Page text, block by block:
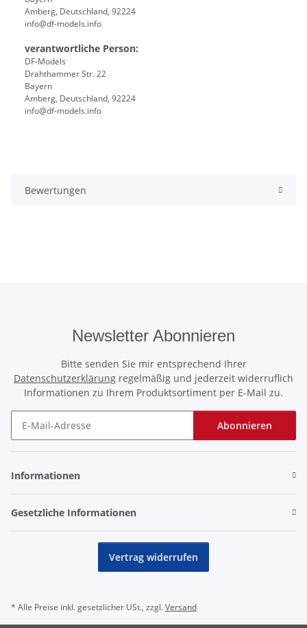
Amberg, Deutschland, 92224
info@df-models.info
verantwortliche Person:
DF-Models
Drahthammer Str. 22
Bayern
Amberg, Deutschland, 92224
info@df-models.info
Bewertungen
Newsletter Abonnieren
Bitte senden Sie mir entsprechend Ihrer
Datenschutzerklärung regelmäßig und jederzeit widerruflich
Informationen zu Ihrem Produktsortiment per E-Mail zu.
Abonnieren
Informationen
Gesetzliche Informationen
Vertrag widerrufen
* Alle Preise inkl. gesetzlicher USt., zzgl.Versand